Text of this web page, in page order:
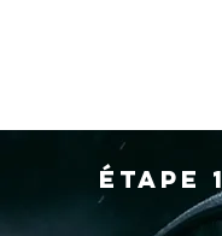
Étape 1